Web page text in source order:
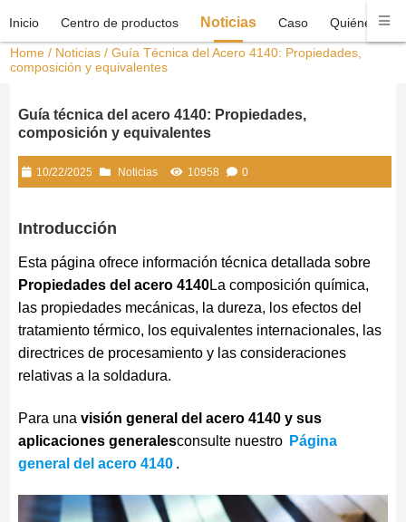
Inicio Centro de productos Noticias Caso Quiénes
Home / Noticias / Guía Técnica del Acero 4140: Propiedades,
composición y equivalentes
Guía técnica del acero 4140: Propiedades,
composición y equivalentes
10/22/2025 Noticias 10958 0
Introducción
Esta página ofrece información técnica detallada sobre
Propiedades del acero 4140La composición química,
las propiedades mecánicas, la dureza, los efectos del
tratamiento térmico, los equivalentes internacionales, las
directrices de procesamiento y las consideraciones
relativas a la soldadura.
Para una visión general del acero 4140 y sus
aplicaciones generalesconsulte nuestro Página
general del acero 4140 .